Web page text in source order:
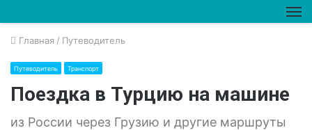
Главная / Путеводитель
Путеводитель Транспорт
Поездка в Турцию на машине
из России через Грузию и другие маршруты